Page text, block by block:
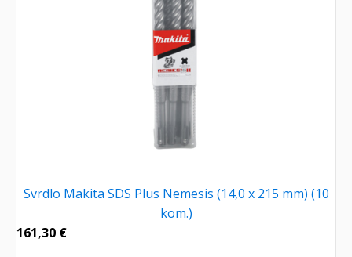
Svrdlo Makita SDS Plus Nemesis (14,0 x 215 mm) (10
kom.)
161,30 €